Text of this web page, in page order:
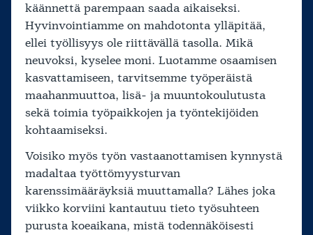
käännettä parempaan saada aikaiseksi.
Hyvinvointiamme on mahdotonta ylläpitää,
ellei työllisyys ole riittävällä tasolla. Mikä
neuvoksi, kyselee moni. Luotamme osaamisen
kasvattamiseen, tarvitsemme työperäistä
maahanmuuttoa, lisä- ja muuntokoulutusta
sekä toimia työpaikkojen ja työntekijöiden
kohtaamiseksi.
Voisiko myös työn vastaanottamisen kynnystä
madaltaa työttömyysturvan
karenssimääräyksiä muuttamalla? Lähes joka
viikko korviini kantautuu tieto työsuhteen
purusta koeaikana, mistä todennäköisesti